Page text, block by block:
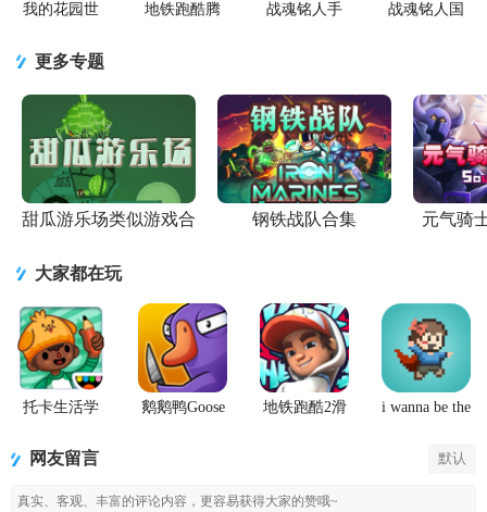
我的花园世
地铁跑酷腾
战魂铭人手
战魂铭人国
更多专题
甜瓜游乐场类似游戏合
钢铁战队合集 元气骑
大家都在玩
托卡生活学
鹅鹅鸭Goose
地铁跑酷2滑
i wanna be the
网友留言 默认